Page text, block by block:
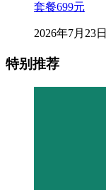
套餐699元
2026年7月23日
特别推荐